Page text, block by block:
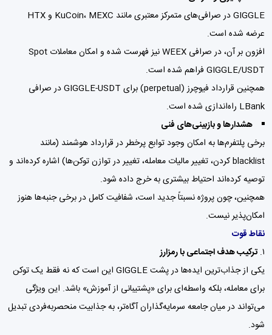
GIGGLE در صرافی‌های متمرکز معتبری مانند KuCoin، MEXC و HTX
عرضه شده است.
افزون بر آن، در صرافی WEEX نیز فهرست شده و امکان معاملات Spot
GIGGLE/USDT فراهم شده است.
همچنین قرارداد فیوچرز (perpetual) برای GIGGLE-USDT در صرافی
LBank راه‌اندازی شده است.
هشدارها و بازبینی‌های فنی
برخی پلتفرم‌ها به امکان وجود توابع پرخطر در قرارداد هوشمند (مانند
blacklist کردن، تغییر مالیات معامله، تغییر در توازن توکن‌ها) اشاره کرده‌اند و
توصیه کرده‌اند احتیاط بیشتری به خرج داده شود.
همچنین، چون پروژه نسبتاً جدید است، شفافیت کامل در برخی جنبه‌ها هنوز
امکان‌پذیر نیست.
نقاط قوت
۱. ترکیب هدف اجتماعی با رمزارز
یکی از جذاب‌ترین ایده‌ها در پشت GIGGLE این است که نه فقط یک توکن
برای معامله، بلکه واسطه‌ای برای «پشتیبانی از آموزش» باشد. این ویژگی
می‌تواند در میان جامعه سرمایه‌گذاران آگاه‌تر، به جذابیت منحصربه‌فردی تبدیل
شود.